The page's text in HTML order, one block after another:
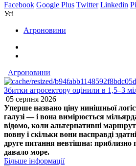
Facebook Google Plus Twitter Linkedin
Усі
Агроновини
Агроновини
Збитки агросектору оцінили в 1,5–3
05 серпня 2026
Уперше названо ціну нинішньої
галузі — і вона вимірюється
відомо, коли альтернативні
повну і скільки вони насправді
друге питання невтішна: приблизно
давало море.
Більше інформації